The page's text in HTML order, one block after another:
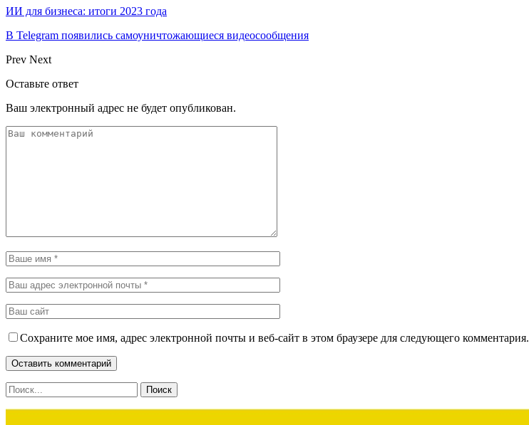
ИИ для бизнеса: итоги 2023 года
В Telegram появились самоуничтожающиеся видеосообщения
Prev Next
Оставьте ответ
Ваш электронный адрес не будет опубликован.
Сохраните мое имя, адрес электронной почты и веб-сайт в этом браузере для следующего комментария.